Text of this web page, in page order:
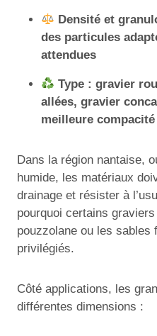
Densité et
des particules
attendues
Type : gravier
allées, gravier
meilleure compacité
Dans la région nantaise,
humide, les matériaux
drainage et résister à
pourquoi certains
pouzzolane ou les sables
privilégiés.
Côté applications, les
différentes dimensions :